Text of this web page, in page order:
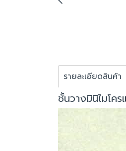
รายละเอียดสินค้า
ชั้นวางมินิไมโค